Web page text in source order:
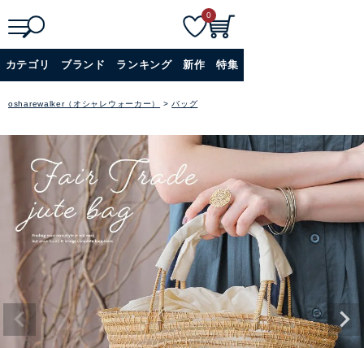
詳細検索
0
カテゴリ ブランド ランキング 新作 特集
osharewalker（オシャレウォーカー） バッグ